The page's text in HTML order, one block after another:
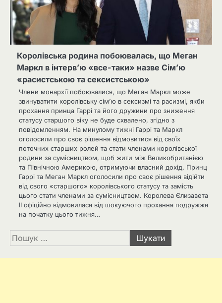
Королівська родина побоювалась, що Меган
Маркл в інтерв’ю «все-таки» назве Сім’ю
«расистською та сексистською»
Члени монархії побоювалися, що Меган Маркл може
звинуватити королівську сім’ю в сексизмі та расизмі, якби
прохання принца Гаррі та його дружини про зниження
статусу старшого віку не буде схвалено, згідно з
повідомленням. На минулому тижні Гаррі та Маркл
оголосили про своє рішення відмовитися від своїх
поточних старших ролей та стати членами королівської
родини за сумісництвом, щоб жити між Великобританією
та Північною Америкою, отримуючи власний дохід. Принц
Гаррі та Меган Маркл оголосили про своє рішення відійти
від свого «старшого» королівського статусу та замість
цього стати членами за сумісництвом. Королева Єлизавета
II офіційно відмовилася від шокуючого прохання подружжя
на початку цього тижня…
Пошук: